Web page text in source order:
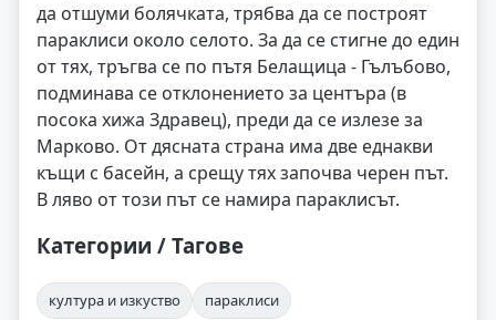
да отшуми болячката, трябва да се построят
параклиси около селото. За да се стигне до един
от тях, тръгва се по пътя Белащица - Гълъбово,
подминава се отклонението за центъра (в
посока хижа Здравец), преди да се излезе за
Марково. От дясната страна има две еднакви
къщи с басейн, а срещу тях започва черен път.
В ляво от този път се намира параклисът.
Категории / Тагове
култура и изкуство параклиси